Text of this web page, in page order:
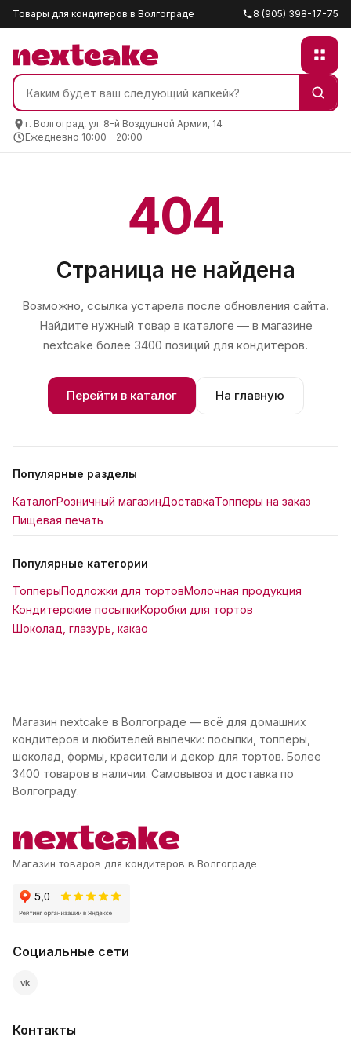
Товары для кондитеров в Волгограде 8 (905) 398-17-75
г. Волгоград, ул. 8-й Воздушной Армии, 14
Ежедневно 10:00 – 20:00
404
Страница не найдена
Возможно, ссылка устарела после обновления сайта.
Найдите нужный товар в каталоге — в магазине
nextcake более 3400 позиций для кондитеров.
Перейти в каталог На главную
Популярные разделы
КаталогРозничный магазинДоставкаТопперы на заказ
Пищевая печать
Популярные категории
ТопперыПодложки для тортовМолочная продукция
Кондитерские посыпкиКоробки для тортов
Шоколад, глазурь, какао
Магазин nextcake в Волгограде — всё для домашних
кондитеров и любителей выпечки: посыпки, топперы,
шоколад, формы, красители и декор для тортов. Более
3400 товаров в наличии. Самовывоз и доставка по
Волгограду.
Магазин товаров для кондитеров в Волгограде
Социальные сети
vk
Контакты